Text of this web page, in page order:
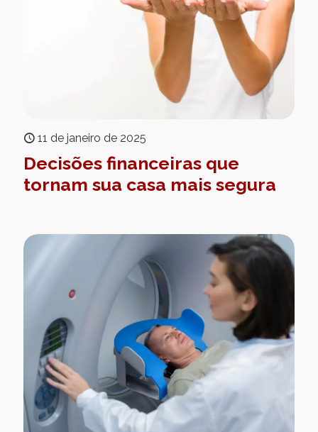
11 de janeiro de 2025
Decisões financeiras que
tornam sua casa mais segura